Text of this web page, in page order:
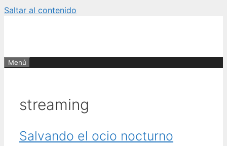
Saltar al contenido
Menú
streaming
Salvando el ocio nocturno